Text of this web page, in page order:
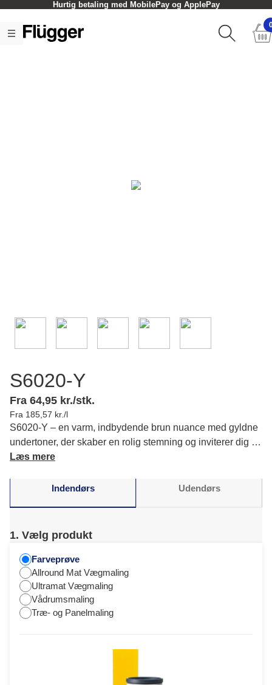
Hurtig betaling med MobilePay og ApplePay
S6020-Y
Fra 64,95 kr./stk.
Fra 185,57 kr./l
S6020-Y – en varm, indbydende brun nuance med gyldne
undertoner, der skaber en rolig stemning og inviterer dig til
at udforske varme neutrale toner i din indretning. Læs mere
Læs mere
Indendørs Udendørs
1. Vælg produkt
Farveprøve
Allround Mat Vægmaling
Ultramat Vægmaling
Vådrumsmaling
Træ- og Panelmaling